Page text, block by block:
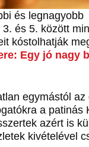
és legnagyobb
és 5. között
kóstolhatják
Egy jó nagy
egymástól az
a patinás
azért is
kivételével